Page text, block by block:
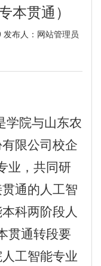
本贯通）
布人：网站管理员
学院与山东农
限公司校企
业，共同研
通的人工智
科两阶段人
贯通转段要
工智能专业